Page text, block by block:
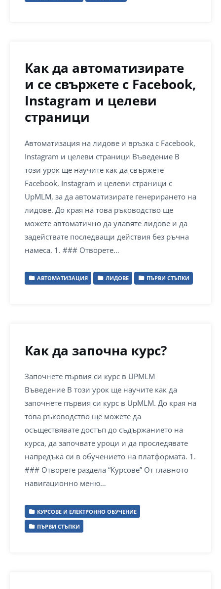
Как да автоматизирате
и се свържете с Facebook,
Instagram и целеви
страници
Автоматизация на лидове и връзка с Facebook,
Instagram и целеви страници Въведение В
този урок ще научите как да свържете
Facebook, Instagram и целеви страници с
UpMLM, за да автоматизирате генерирането на
лидове. До края на това ръководство ще
можете автоматично да улавяте лидове и да
задействате последващи действия без ръчна
намеса. 1. ### Отворете…
АВТОМАТИЗАЦИЯ ЛИДОВЕ ПЪРВИ СТЪПКИ
Как да започна курс?
Започнете първия си курс в UPMLM
Въведение В този урок ще научите как да
започнете първия си курс в UpMLM. До края на
това ръководство ще можете да
осъществявате достъп до съдържанието на
курса, да започвате уроци и да проследявате
напредъка си в обучението на платформата. 1.
### Отворете раздела “Курсове” От главното
навигационно меню…
КУРСОВЕ И ЕЛЕКТРОННО ОБУЧЕНИЕ
ПЪРВИ СТЪПКИ